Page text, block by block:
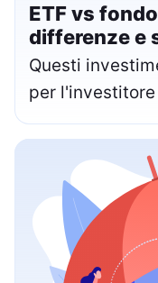
ETF vs
differenze e
Questi
per l'investitore